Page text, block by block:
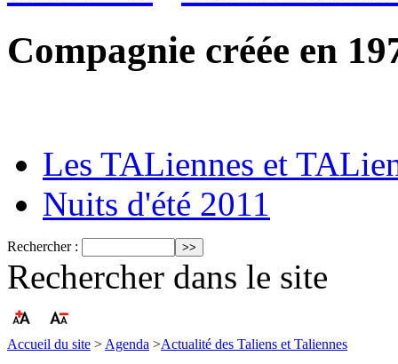
Compagnie créée en
Les TALiennes et
Nuits d'été 2011
Rechercher :
Rechercher dans le site
Accueil du site > Agenda >Actualité des Taliens et Taliennes